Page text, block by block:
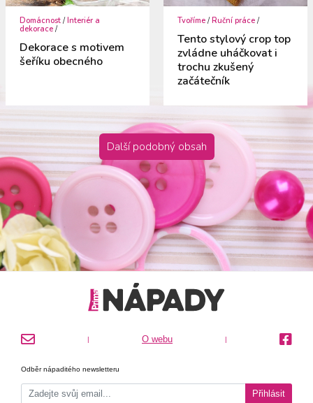
Domácnost /Interiér a
dekorace /
Dekorace s motivem
šeříku obecného
Tvoříme /Ruční práce /
Tento stylový crop top
zvládne uháčkovat i
trochu zkušený
začátečník
Další podobný obsah
| O webu |
Odběr nápaditého newsletteru
Přihlásit